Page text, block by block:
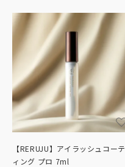
【RERUJU】アイラッシュコーテ
ィング プロ 7ml